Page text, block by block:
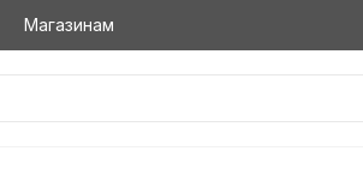
Магазинам